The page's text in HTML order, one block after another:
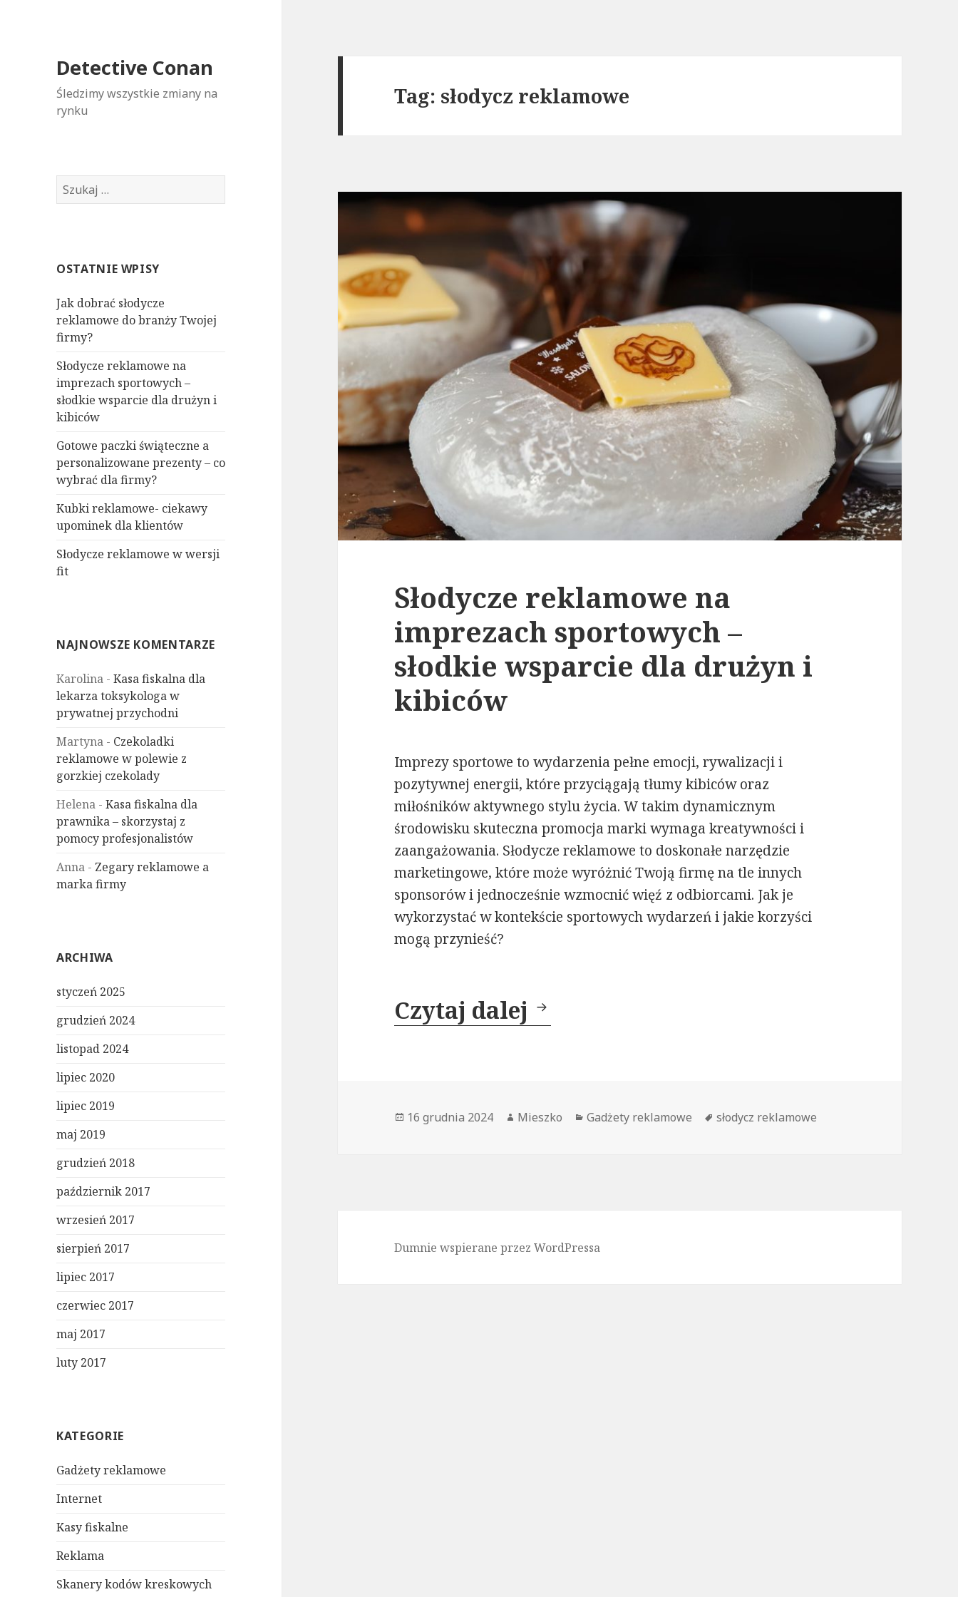
Detective Conan
Śledzimy wszystkie zmiany na
rynku
S
z
j
OSTATNIE WPISY
Jak dobrać słodycze
reklamowe do branży Twojej
firmy?
Słodycze reklamowe na
imprezach sportowych –
słodkie wsparcie dla drużyn i
kibiców
Gotowe paczki świąteczne a
personalizowane prezenty – co
wybrać dla firmy?
Kubki reklamowe- ciekawy
upominek dla klientów
Słodycze reklamowe w wersji
fit
NAJNOWSZE KOMENTARZE
Karolina -Kasa fiskalna dla
lekarza toksykologa w
prywatnej przychodni
Martyna - Czekoladki
reklamowe w polewie z
gorzkiej czekolady
Helena -Kasa fiskalna dla
prawnika – skorzystaj z
pomocy profesjonalistów
Anna - Zegary reklamowe a
marka firmy
ARCHIWA
styczeń 2025
grudzień 2024
listopad 2024
lipiec 2020
lipiec 2019
maj 2019
grudzień 2018
październik 2017
wrzesień 2017
sierpień 2017
lipiec 2017
czerwiec 2017
maj 2017
luty 2017
KATEGORIE
Gadżety reklamowe
Internet
Kasy fiskalne
Reklama
Skanery kodów kreskowych
Tag: słodycz reklamowe
Słodycze reklamowe na
imprezach sportowych –
słodkie wsparcie dla drużyn i
kibiców
Imprezy sportowe to wydarzenia pełne emocji, rywalizacji i
pozytywnej energii, które przyciągają tłumy kibiców oraz
miłośników aktywnego stylu życia. W takim dynamicznym
środowisku skuteczna promocja marki wymaga kreatywności i
zaangażowania. Słodycze reklamowe to doskonałe narzędzie
marketingowe, które może wyróżnić Twoją firmę na tle innych
sponsorów i jednocześnie wzmocnić więź z odbiorcami. Jak je
wykorzystać w kontekście sportowych wydarzeń i jakie korzyści
mogą przynieść?
Czytaj dalej Słodycze reklamowe na imprezach
Opublikowano
16 grudnia 2024 Autor
Mieszko Kategorie
Gadżety reklamowe Tagi
słodycz reklamowe
Dumnie wspierane przez WordPressa